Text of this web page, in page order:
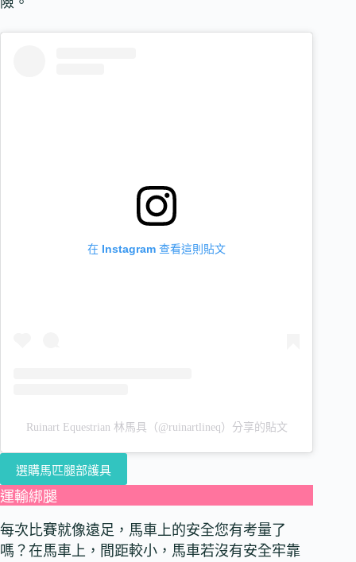
在 Instagram 查看這則貼文
Ruinart Equestrian 林馬具（@ruinartlineq）分享的貼文
選購馬匹腿部護具
運輸綁腿
每次比賽就像遠足，馬車上的安全您有考量了
嗎？在馬車上，間距較小，馬車若沒有安全牢靠